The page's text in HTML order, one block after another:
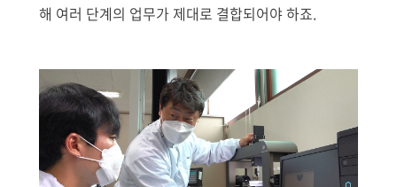
해 여러 단계의 업무가 제대로 결합되어야 하죠.